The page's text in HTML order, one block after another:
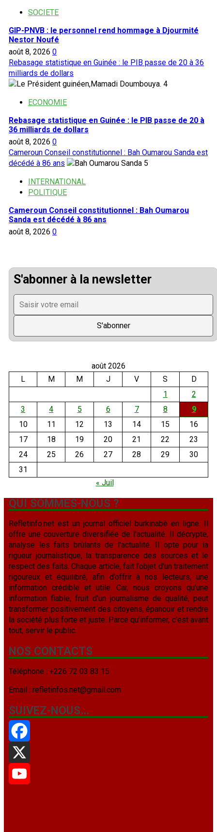
SOCIETE
GIP-PNVB : le personnel rend hommage à Djourmité
Nestor Noufé
août 8, 2026 0
Rebasage statistique en Guinée : le PIB passe de 20 à 36
milliards de dollars
4
ECONOMIE
Rebasage statistique en Guinée : le PIB passe de 20 à
36 milliards de dollars
août 8, 2026 0
Cameroun Conseil constitutionnel : Bah Oumarou Sanda est
décédé à 86 ans
5
INTERNATIONAL
POLITIQUE
Cameroun Conseil constitutionnel : Bah Oumarou
Sanda est décédé à 86 ans
août 8, 2026 0
S'abonner à la newsletter
août 2026
L
M M J V S
D
1
2
3
4 5 6 7 8
9
10
11 12 13 14 15
16
17
18 19 20 21 22
23
24
25 26 27 28 29
30
31
« Juil
QUI SOMMES-NOUS ?
Refletinfo.net est un journal officiel burkinabè en ligne. Il
offre une couverture diversifiée de l'actualité. Il décrypte,
analyse les faits brûlants de l'actualité. Il opte pour la
rigueur journalistique, la transparence des sources et le
respect des faits. Chaque article, fait l’objet d’un traitement
rigoureux et équilibré, afin d’offrir à nos lecteurs, une
information crédible et utile. Car, nous croyons qu’une
information fiable, fruit d’un journalisme de qualité, peut
transformer positivement des citoyens, épanouir et rendre
la société plus forte et juste. Parce qu’informer, c’est avant
tout, servir le public.
NOS CONTACTS
Téléphone : +226 72 03 83 15
Email : refletinfos.net@gmail.com
SUIVEZ-NOUS…
Facebook
X